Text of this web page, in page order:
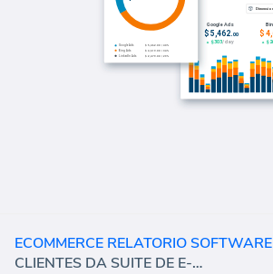
ECOMMERCE RELATORIO SOFTWARE
CLIENTES DA SUITE DE E-COMMERCE